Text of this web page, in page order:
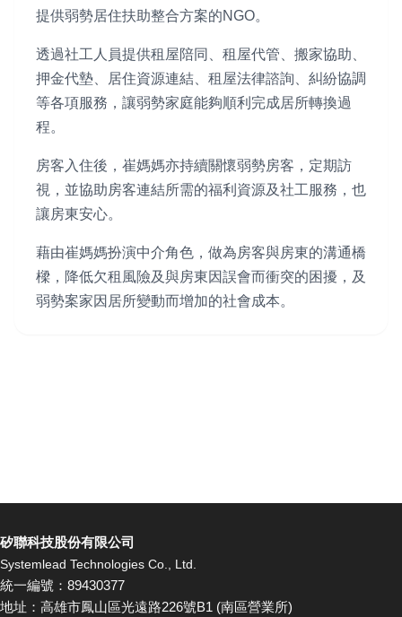
提供弱勢居住扶助整合方案的NGO。
透過社工人員提供租屋陪同、租屋代管、搬家協助、
押金代墊、居住資源連結、租屋法律諮詢、糾紛協調
等各項服務，讓弱勢家庭能夠順利完成居所轉換過
程。
房客入住後，崔媽媽亦持續關懷弱勢房客，定期訪
視，並協助房客連結所需的福利資源及社工服務，也
讓房東安心。
藉由崔媽媽扮演中介角色，做為房客與房東的溝通橋
樑，降低欠租風險及與房東因誤會而衝突的困擾，及
弱勢案家因居所變動而增加的社會成本。
矽聯科技股份有限公司
Systemlead Technologies Co., Ltd.
統一編號：89430377
地址：高雄市鳳山區光遠路226號B1 (南區營業所)